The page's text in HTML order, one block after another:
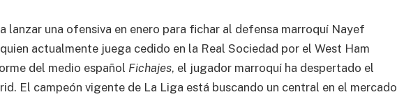
lanzar una ofensiva en enero para fichar al defensa marroquí Nayef
actualmente juega cedido en la Real Sociedad por el West Ham
del medio español Fichajes, el jugador marroquí ha despertado el
El campeón vigente de La Liga está buscando un central en el mercado